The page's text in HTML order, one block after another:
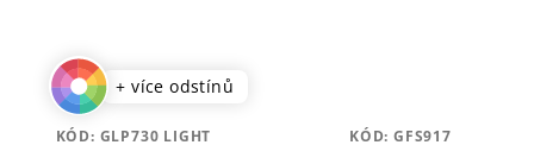
+ více odstínů
KÓD: GLP730 LIGHT KÓD:GFS917